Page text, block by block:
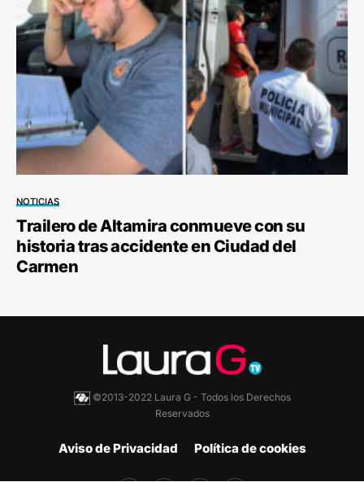
NOTICIAS
Trailero de Altamira conmueve con su
historia tras accidente en Ciudad del
Carmen
©2013-2022 Laura G - Todos los Derechos
Reservados
Aviso de Privacidad Política de cookies